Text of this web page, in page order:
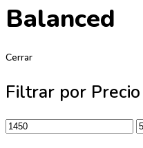
Balanced
Cerrar
Filtrar por Precio
Precio